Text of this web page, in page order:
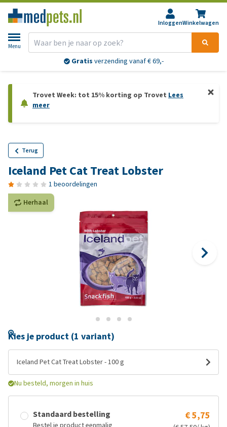
InloggenWinkelwagen
Menu
Gratis verzending vanaf € 69,-
Trovet Week: tot 15% korting op Trovet Lees
meer
Terug
Iceland Pet Cat Treat Lobster
1 beoordelingen
Herhaal
Kies je product (1 variant)
Iceland Pet Cat Treat Lobster - 100 g
Nu besteld, morgen in huis
Standaard bestelling € 5,75